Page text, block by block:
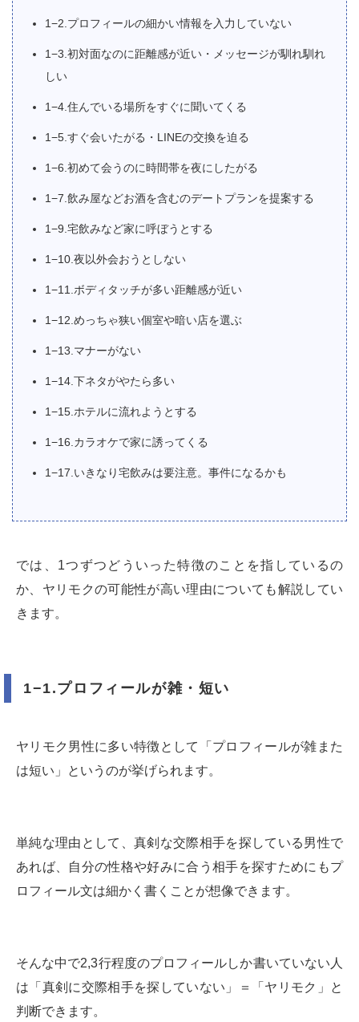
1−2.プロフィールの細かい情報を入力していない
1−3.初対面なのに距離感が近い・メッセージが馴れ馴れ
しい
1−4.住んでいる場所をすぐに聞いてくる
1−5.すぐ会いたがる・LINEの交換を迫る
1−6.初めて会うのに時間帯を夜にしたがる
1−7.飲み屋などお酒を含むのデートプランを提案する
1−9.宅飲みなど家に呼ぼうとする
1−10.夜以外会おうとしない
1−11.ボディタッチが多い距離感が近い
1−12.めっちゃ狭い個室や暗い店を選ぶ
1−13.マナーがない
1−14.下ネタがやたら多い
1−15.ホテルに流れようとする
1−16.カラオケで家に誘ってくる
1−17.いきなり宅飲みは要注意。事件になるかも
では、1つずつどういった特徴のことを指しているの
か、ヤリモクの可能性が高い理由についても解説してい
きます。
1−1.プロフィールが雑・短い
ヤリモク男性に多い特徴として「プロフィールが雑また
は短い」というのが挙げられます。
単純な理由として、真剣な交際相手を探している男性で
あれば、自分の性格や好みに合う相手を探すためにもプ
ロフィール文は細かく書くことが想像できます。
そんな中で2,3行程度のプロフィールしか書いていない人
は「真剣に交際相手を探していない」＝「ヤリモク」と
判断できます。